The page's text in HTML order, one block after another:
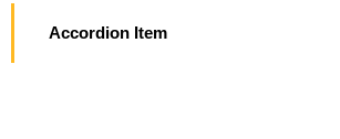
Accordion Item